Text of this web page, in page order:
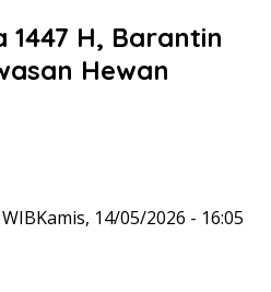
H, Barantin
Hewan
Kamis, 14/05/2026 - 16:05